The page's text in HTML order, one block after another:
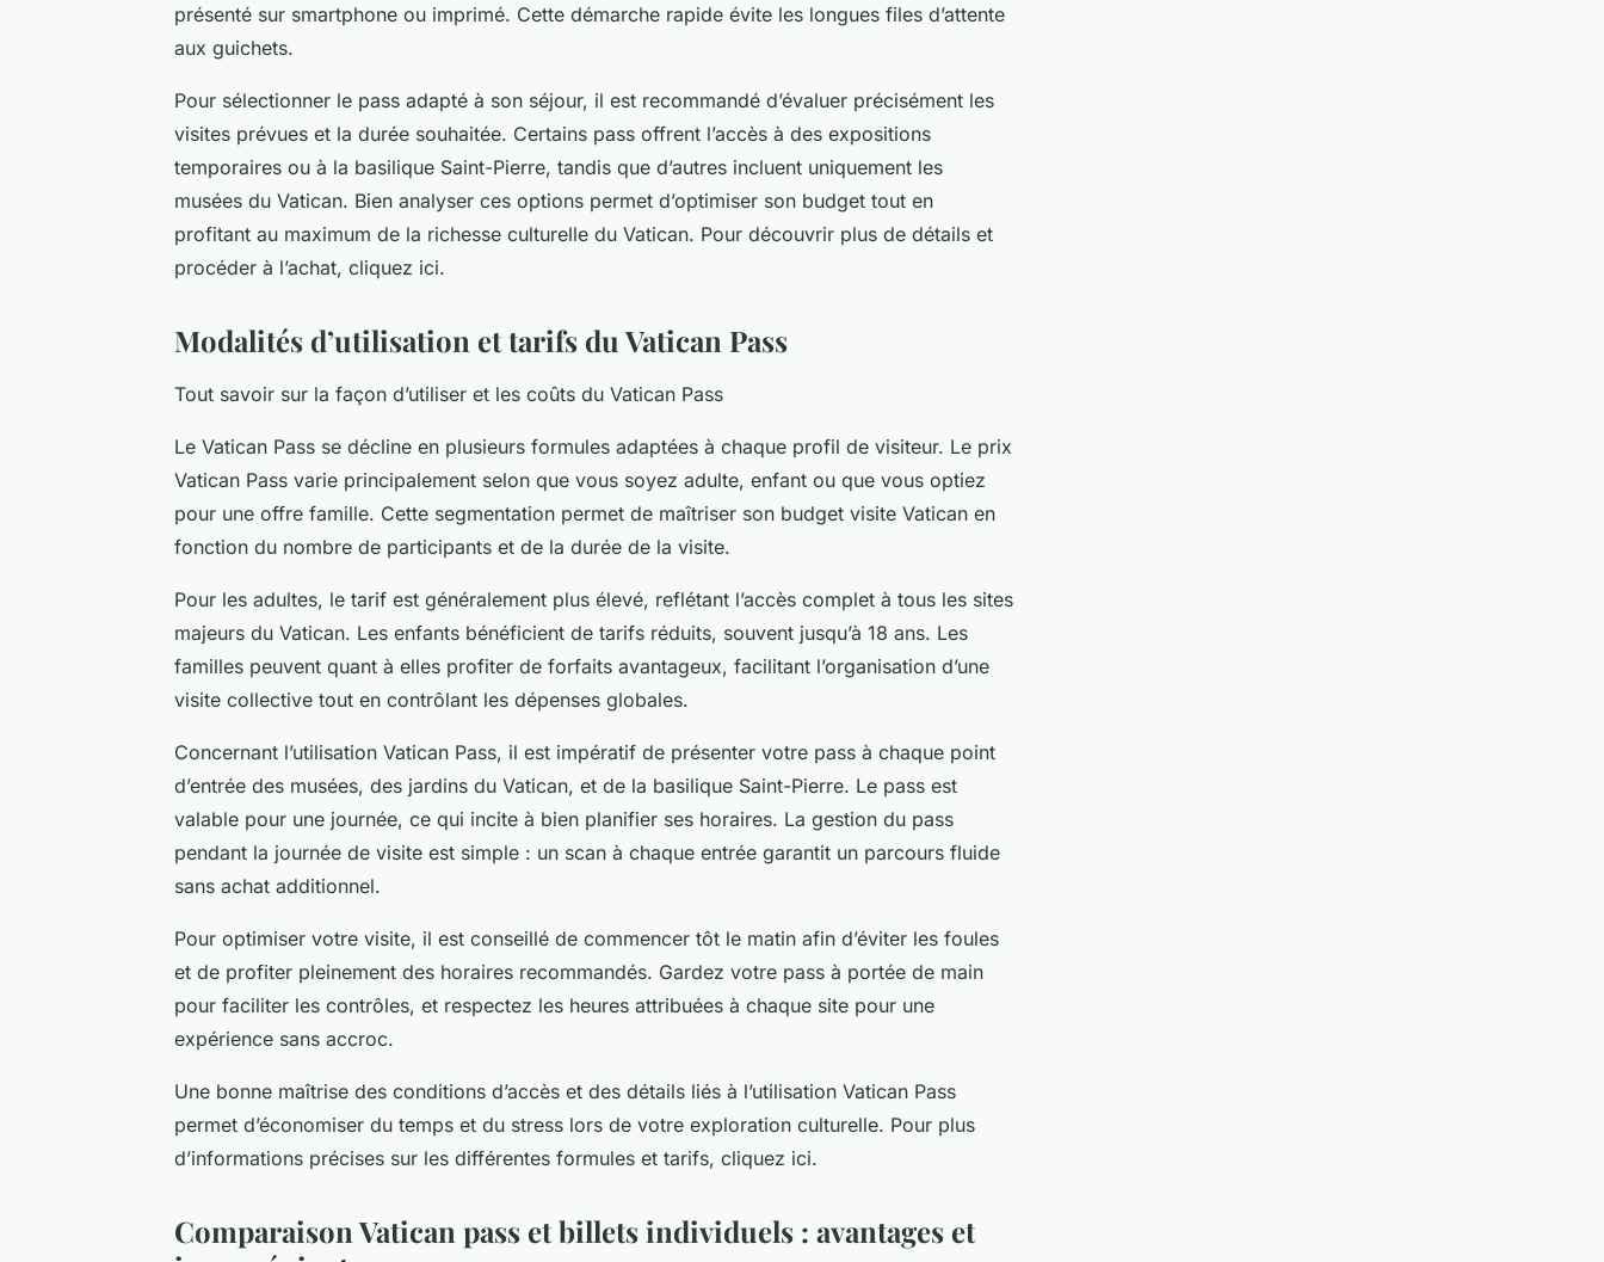
présenté sur smartphone ou imprimé. Cette démarche rapide évite les longues files d’attente
aux guichets.
Pour sélectionner le pass adapté à son séjour, il est recommandé d’évaluer précisément les
visites prévues et la durée souhaitée. Certains pass offrent l’accès à des expositions
temporaires ou à la basilique Saint-Pierre, tandis que d’autres incluent uniquement les
musées du Vatican. Bien analyser ces options permet d’optimiser son budget tout en
profitant au maximum de la richesse culturelle du Vatican. Pour découvrir plus de détails et
procéder à l’achat, cliquez ici.
Modalités d’utilisation et tarifs du Vatican Pass
Tout savoir sur la façon d’utiliser et les coûts du Vatican Pass
Le Vatican Pass se décline en plusieurs formules adaptées à chaque profil de visiteur. Le prix
Vatican Pass varie principalement selon que vous soyez adulte, enfant ou que vous optiez
pour une offre famille. Cette segmentation permet de maîtriser son budget visite Vatican en
fonction du nombre de participants et de la durée de la visite.
Pour les adultes, le tarif est généralement plus élevé, reflétant l’accès complet à tous les sites
majeurs du Vatican. Les enfants bénéficient de tarifs réduits, souvent jusqu’à 18 ans. Les
familles peuvent quant à elles profiter de forfaits avantageux, facilitant l’organisation d’une
visite collective tout en contrôlant les dépenses globales.
Concernant l’utilisation Vatican Pass, il est impératif de présenter votre pass à chaque point
d’entrée des musées, des jardins du Vatican, et de la basilique Saint-Pierre. Le pass est
valable pour une journée, ce qui incite à bien planifier ses horaires. La gestion du pass
pendant la journée de visite est simple : un scan à chaque entrée garantit un parcours fluide
sans achat additionnel.
Pour optimiser votre visite, il est conseillé de commencer tôt le matin afin d’éviter les foules
et de profiter pleinement des horaires recommandés. Gardez votre pass à portée de main
pour faciliter les contrôles, et respectez les heures attribuées à chaque site pour une
expérience sans accroc.
Une bonne maîtrise des conditions d’accès et des détails liés à l’utilisation Vatican Pass
permet d’économiser du temps et du stress lors de votre exploration culturelle. Pour plus
d’informations précises sur les différentes formules et tarifs, cliquez ici.
Comparaison Vatican pass et billets individuels : avantages et